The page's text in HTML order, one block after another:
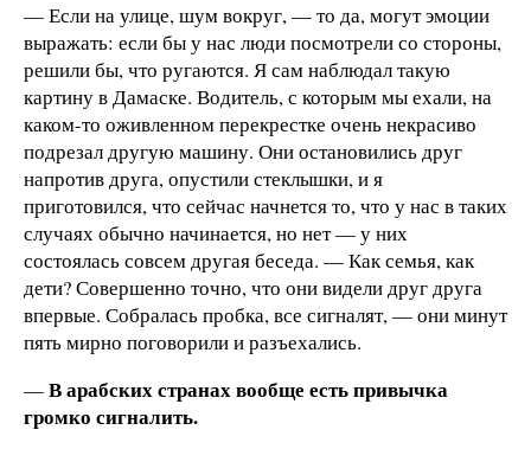
— Если на улице, шум вокруг, — то да, могут эмоции
выражать: если бы у нас люди посмотрели со стороны,
решили бы, что ругаются. Я сам наблюдал такую
картину в Дамаске. Водитель, с которым мы ехали, на
каком-то оживленном перекрестке очень некрасиво
подрезал другую машину. Они остановились друг
напротив друга, опустили стеклышки, и я
приготовился, что сейчас начнется то, что у нас в таких
случаях обычно начинается, но нет — у них
состоялась совсем другая беседа. — Как семья, как
дети? Совершенно точно, что они видели друг друга
впервые. Собралась пробка, все сигналят, — они минут
пять мирно поговорили и разъехались.
—В арабских странах вообще есть привычка
громко сигналить.